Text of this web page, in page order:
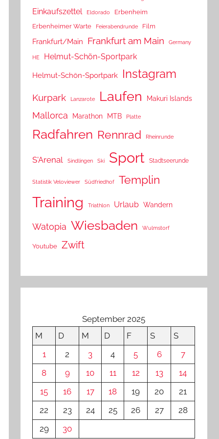
Einkaufszettel Eldorado
Erbenheim
Erbenheimer Warte
Feierabendrunde Film
Frankfurt/Main Frankfurt am Main Germany
HE Helmut-Schön-Sportpark
Helmut-Schön-Sportpark Instagram
Kurpark Lanzarote Laufen Makuri Islands
Mallorca Marathon MTB Platte
Radfahren Rennrad Rheinrunde
S'Arenal Sindlingen Ski Sport Stadtseerunde
Statistik Veloviewer Südfriedhof Templin
Training Triathlon Urlaub Wandern
Watopia Wiesbaden Wulmstorf
Youtube Zwift
September 2025
M
D M D F S
S
1
2 3 4 5 6
7
8
9 10 11 12 13
14
15
16 17 18 19 20
21
22
23 24 25 26 27
28
29
30